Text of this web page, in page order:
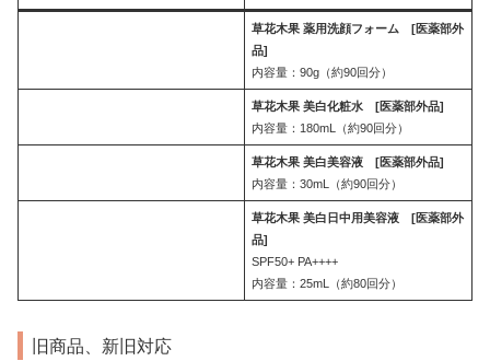
草花木果 薬用洗顔フォーム [医薬部外
品]
内容量：90g（約90回分）
草花木果 美白化粧水 [医薬部外品]
内容量：180mL（約90回分）
草花木果 美白美容液 [医薬部外品]
内容量：30mL（約90回分）
草花木果 美白日中用美容液 [医薬部外
品]
SPF50+ PA++++
内容量：25mL（約80回分）
旧商品、新旧対応